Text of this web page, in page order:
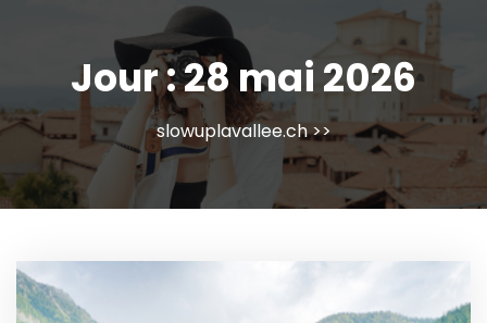
Jour :28 mai 2026
slowuplavallee.ch>>